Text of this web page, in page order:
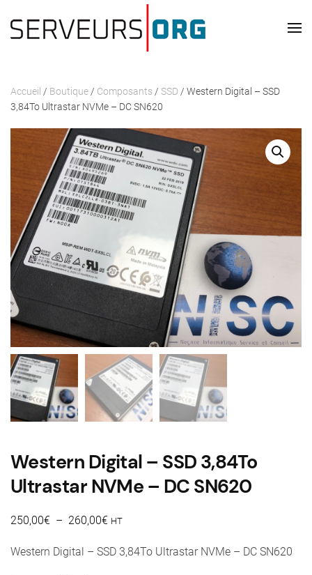
Passer au contenu principal
Accueil / Boutique / Composants / SSD / Western Digital – SSD
3,84To Ultrastar NVMe – DC SN620
Western Digital – SSD 3,84To
Ultrastar NVMe – DC SN620
250,00€ – 260,00€ Plage
prix :
HT
Western Digital – SSD 3,84To Ultrastar NVMe – DC SN620